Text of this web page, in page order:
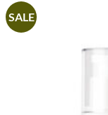
SALE